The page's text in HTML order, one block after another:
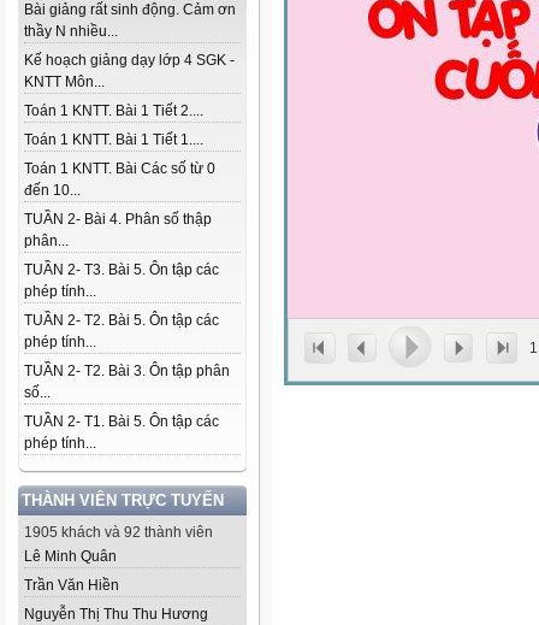
Bài giảng rất sinh động. Cảm ơn
thầy N nhiều...
Kế hoạch giảng dạy lớp 4 SGK -
KNTT Môn...
Toán 1 KNTT. Bài 1 Tiết 2....
Toán 1 KNTT. Bài 1 Tiết 1....
Toán 1 KNTT. Bài Các số từ 0
đến 10...
TUẦN 2- Bài 4. Phân số thập
phân...
TUẦN 2- T3. Bài 5. Ôn tập các
phép tính...
TUẦN 2- T2. Bài 5. Ôn tập các
phép tính...
TUẦN 2- T2. Bài 3. Ôn tập phân
số...
TUẦN 2- T1. Bài 5. Ôn tập các
phép tính...
THÀNH VIÊN TRỰC TUYẾN
1905 khách và 92 thành viên
Lê Minh Quân
Trần Văn Hiền
Nguyễn Thị Thu Thu Hương
1